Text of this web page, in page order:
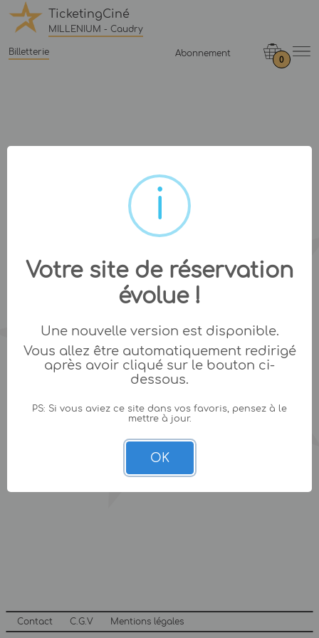
TicketingCiné
MILLENIUM - Caudry
Billetterie Abonnement
0
Contact C.G.V Mentions légales
Votre site de réservation
évolue !
Une nouvelle version est disponible.
Vous allez être automatiquement redirigé
après avoir cliqué sur le bouton ci-
dessous.
PS: Si vous aviez ce site dans vos favoris, pensez à le
mettre à jour.
OK